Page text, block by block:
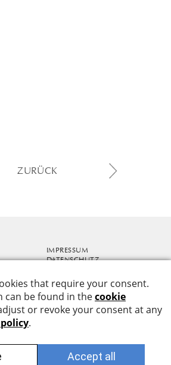
ZURÜCK
IMPRESSUM
DATENSCHUTZ
Mit dem audit-info informieren
wir Sie zu aktuellen Themen.